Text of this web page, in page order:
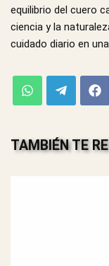
equilibrio del cuero
ciencia y la
cuidado diario en
TAMBIÉN TE